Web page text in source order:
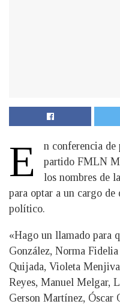
E
n conferencia de
partido FMLN
los nombres de
para optar a un cargo
político.
«Hago un llamado para
González, Norma
Quijada, Violeta
Reyes, Manuel Melgar,
Gerson Martínez, Óscar